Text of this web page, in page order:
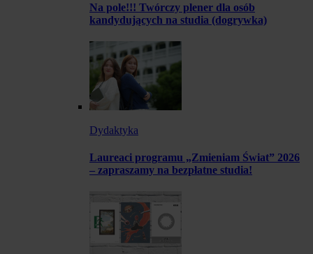
Na pole!!! Twórczy plener dla osób
kandydujących na studia (dogrywka)
Dydaktyka
Laureaci programu „Zmieniam Świat” 2026
– zapraszamy na bezpłatne studia!